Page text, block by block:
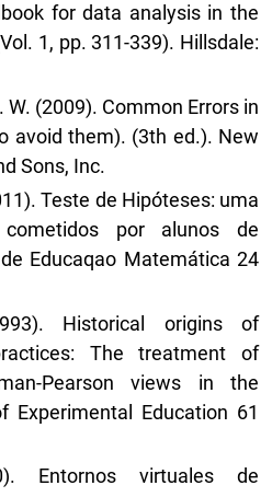
for data analysis in the
1, pp. 311-339). Hillsdale:
W. (2009). Common Errors in
avoid them). (3th ed.). New
Sons, Inc.
Teste de Hipóteses: uma
por alunos de
Educaqao Matemática 24
Historical origins of
The treatment of
Pearson views in the
Experimental Education 61
Entornos virtuales de